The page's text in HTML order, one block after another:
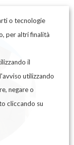
o tecnologie
per altri finalità
il
utilizzando
negare o
cliccando su